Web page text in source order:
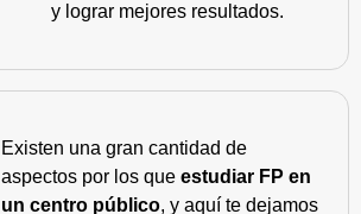
y lograr mejores resultados.
Existen una gran cantidad de
aspectos por los que estudiar FP en
un centro público, y aquí te dejamos